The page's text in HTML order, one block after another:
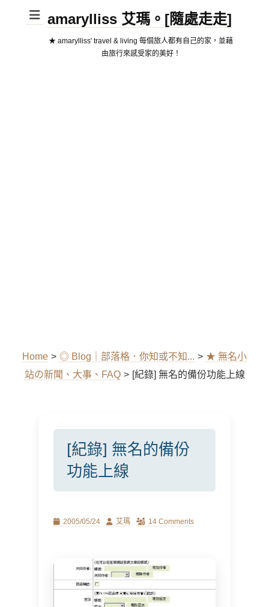
amarylliss 艾瑪。[隨處走走]
★ amarylliss' travel & living 每個旅人都有自己的家，並藉
由旅行來感受家的美好！
Home > ◎ Blog｜部落格．你知或不知... > ★ 無名小
站の新聞、大事、FAQ > [紀錄] 無名的備份功能上線
[紀錄] 無名的備份
功能上線
Posted
2005/05/24 Author
艾瑪 14 Comments